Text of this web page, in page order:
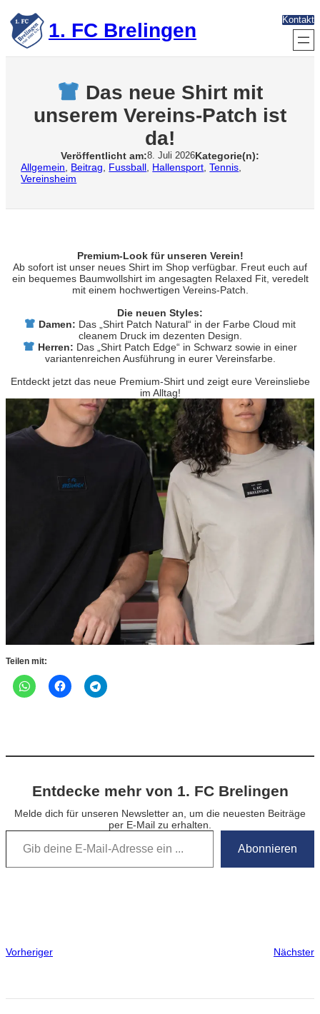
Zum
Inhalt
springen 1. FC Brelingen Kontakt
Das neue Shirt mit
unserem Vereins-Patch ist
da!
Veröffentlicht am:8. Juli 2026Kategorie(n):
Allgemein
Beitrag Fussball Hallensport , Tennis
Vereinsheim
Premium-Look für unseren Verein!
Ab sofort ist unser neues Shirt im Shop verfügbar. Freut euch auf
ein bequemes Baumwollshirt im angesagten Relaxed Fit, veredelt
mit einem hochwertigen Vereins-Patch.
Die neuen Styles:
Damen: Das „Shirt Patch Natural“ in der Farbe Cloud mit
cleanem Druck im dezenten Design.
Herren: Das „Shirt Patch Edge“ in Schwarz sowie in einer
variantenreichen Ausführung in eurer Vereinsfarbe.
Entdeckt jetzt das neue Premium-Shirt und zeigt eure Vereinsliebe
im Alltag!
Teilen mit:
Entdecke mehr von 1. FC Brelingen
Melde dich für unseren Newsletter an, um die neuesten Beiträge
per E-Mail zu erhalten.
Gib deine E-Mail-Adresse ein …
Abonnieren
Vorheriger Nächster